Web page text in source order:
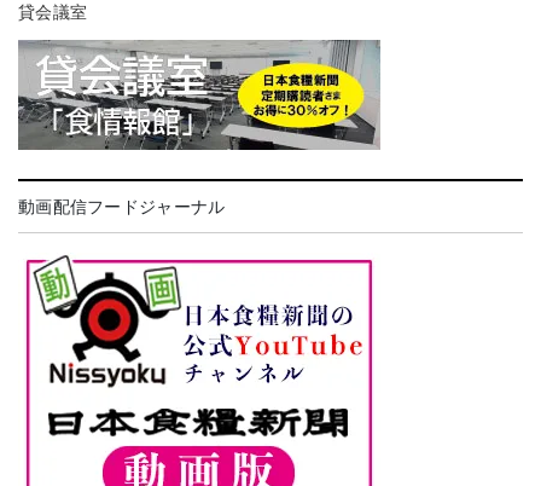
貸会議室
動画配信フードジャーナル